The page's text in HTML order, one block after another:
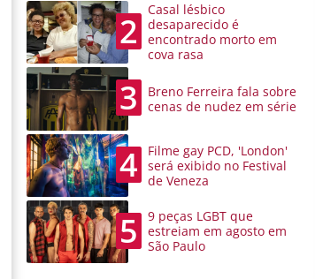
2
Casal lésbico
desaparecido é
encontrado morto em
cova rasa
3
Breno Ferreira fala sobre
cenas de nudez em série
4
Filme gay PCD, 'London'
será exibido no Festival
de Veneza
5
9 peças LGBT que
estreiam em agosto em
São Paulo